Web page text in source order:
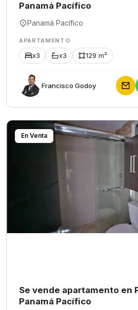
Panamá Pacífico
Panamá Pacífico
APARTAMENTO
x3 x3 129 m²
Francisco Godoy
En Venta
Se vende apartamento en
Panamá Pacífico